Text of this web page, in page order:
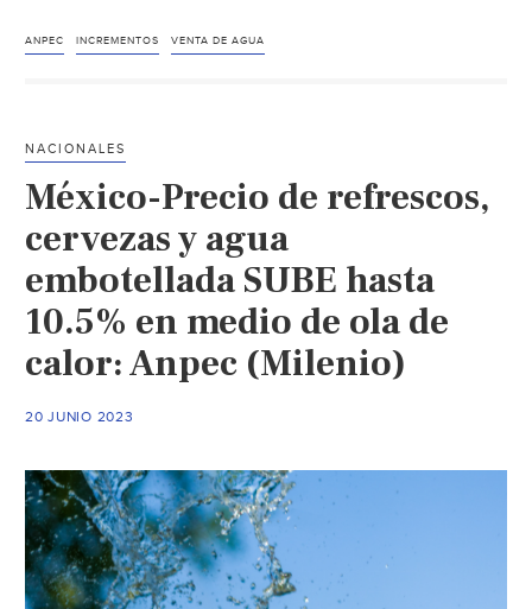
Anpec
bebidas
por
ola
de
calor
que
afecta
refresquera
y
de
agua
ANPEC INCREMENTOS VENTA DE AGUA
NACIONALES
México-Precio de refrescos,
cervezas y agua
embotellada SUBE hasta
10.5% en medio de ola de
calor: Anpec (Milenio)
20 JUNIO 2023